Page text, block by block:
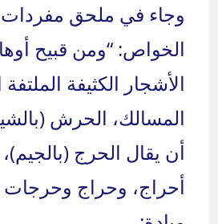
وجاء في ملحق مفردات
الخواص: “ومن قبيح
الأشجار الكثيفة
المسالك، الحرش
أن يقال الحرج
أحراج، وحراج وحرجات